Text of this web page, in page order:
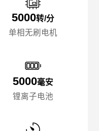
5000转/分
单相无刷电机
5000毫安
锂离子电池